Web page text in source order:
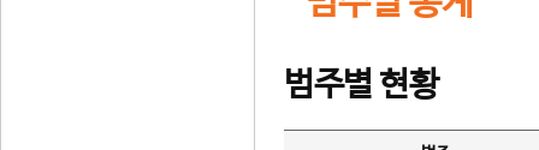
범주별 현황